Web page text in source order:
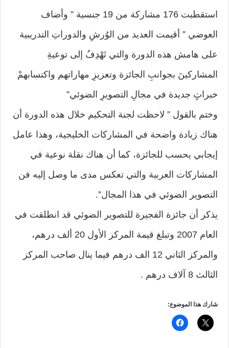
استقطبت 176 مشاركة من 19 جنسية ” وأضاف
العوضي ” أقيمت العديد من الوُرشِ والدوراتِ التدريبية
على هامش هذه الدورة والتي تَهْدِفُ إلى توعيةِ
المشاركينَ بجوانبِ الجائزة وتعزيزِ مهاراتهم واكتسابهمْ
خبراتٍ جديدة في مجالِ التصويرِ الضوئي”
وختم بالقول ” لاحظت لجنة التحكيم خلال هذه الدورة أن
هناك زيادة واضحة في المشاركات الخليجية، وهذا عامل
إيجابي يحسب للجائزة، كما أن هناك نقلة نوعية في
المشاركات العربية والتي تعكس مدى ما وصل إليه فن
التصوير الضوئي في هذا المجال”.
يذكر أن جائزة الفجيرة للتصوير الضوئي قد انطلقت في
العام 2007 وتبلغ قيمة المركز الأول 20 ألف درهم،
والمركز الثاني 12 الف درهم فيما ينال صاحب المركز
الثالث 8 آلاف درهم .
شارك هذا الموضوع: